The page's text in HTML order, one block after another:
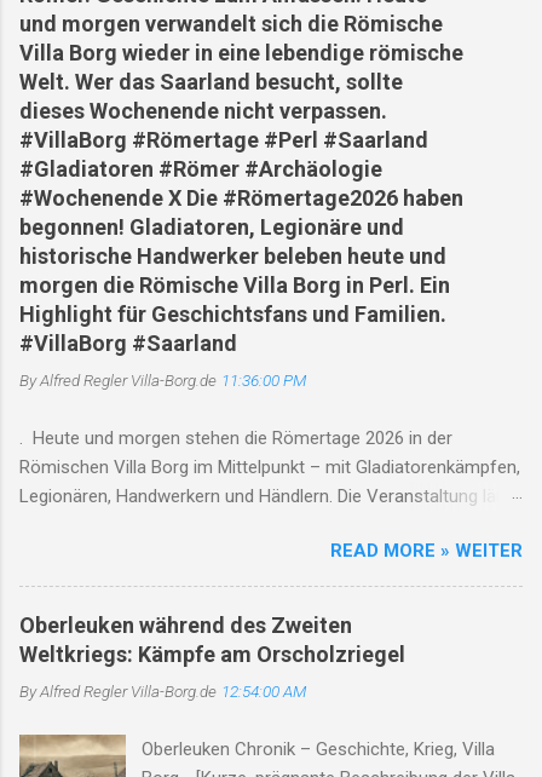
und morgen verwandelt sich die Römische
Villa Borg wieder in eine lebendige römische
Welt. Wer das Saarland besucht, sollte
dieses Wochenende nicht verpassen.
#VillaBorg #Römertage #Perl #Saarland
#Gladiatoren #Römer #Archäologie
#Wochenende X Die #Römertage2026 haben
begonnen! Gladiatoren, Legionäre und
historische Handwerker beleben heute und
morgen die Römische Villa Borg in Perl. Ein
Highlight für Geschichtsfans und Familien.
#VillaBorg #Saarland
By Alfred ReglerVilla-Borg.de 11:36:00 PM
. Heute und morgen stehen die Römertage 2026 in der
Römischen Villa Borg im Mittelpunkt – mit Gladiatorenkämpfen,
Legionären, Handwerkern und Händlern. Die Veranstaltung läuft
und 17 Uhr statt. Gleichzeitig weist die Villa auf den saisonalen
Betrieb und den Saarschleifenbus/Rad-Bus hin. Römertage
2026 in der Römischen Villa Borg: Die Antike lebt am ersten
Augustwochenende auf 01. August 2026 | Perl-Borg | Saarland
Wenn sich Gladiatoren gegenüberstehen, Legionäre ihre
Ausrüstung präsentieren und der Duft von frischem Brot,
zieht, dann ist es wieder Zeit für die Römertage in der
READ MORE » WEITER
Oberleuken während des Zweiten
Weltkriegs: Kämpfe am Orscholzriegel
By Alfred ReglerVilla-Borg.de 12:54:00 AM
Oberleuken Chronik – Geschichte, Krieg, Villa